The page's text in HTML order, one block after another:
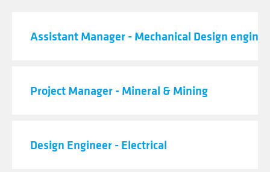
Assistant Manager - Mechanical Design
Project Manager - Mineral & Mining
Design Engineer - Electrical